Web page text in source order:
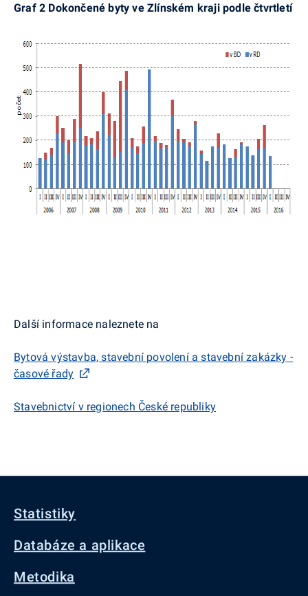
Graf 2 Dokončené byty ve Zlínském kraji podle čtvrtletí
Další informace naleznete na
Bytová výstavba, stavební povolení a stavební zakázky -
časové řady
Stavebnictví v regionech České republiky
Statistiky
Databáze a aplikace
Metodika